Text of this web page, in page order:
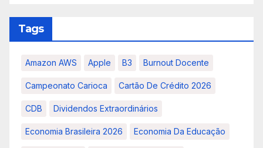
Tags
Amazon AWS Apple B3 Burnout Docente
Campeonato Carioca Cartão De Crédito 2026
CDB Dividendos Extraordinários
Economia Brasileira 2026 Economia Da Educação